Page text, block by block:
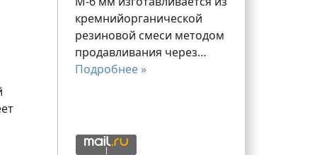
кремнийорганической
резиновой смеси методом
продавливания через…
Подробнее »